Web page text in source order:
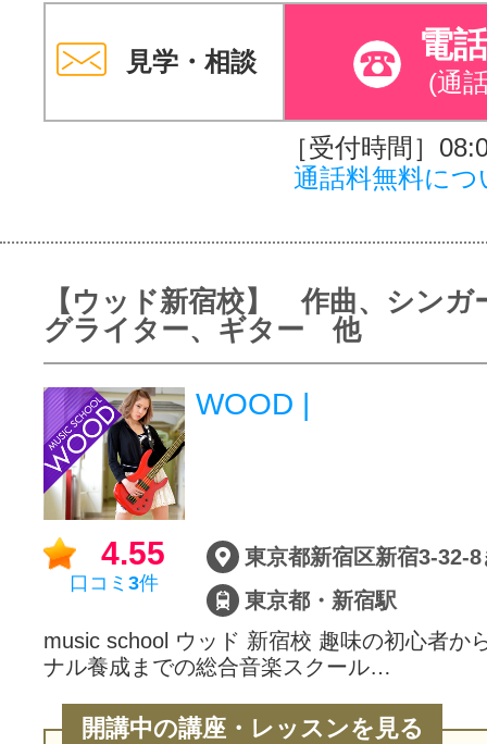
見学・相談 電
(通
［受付時間］
通話料無料につ
【ウッド新宿校】 作曲、シンガ
グライター、ギター 他
WOOD |
4.55
口コミ 3件
東京都・新宿駅
music school ウッド 新宿校 趣味の初心者か
ナル養成までの総合音楽スクール…
開講中の講座・レッスンを見る